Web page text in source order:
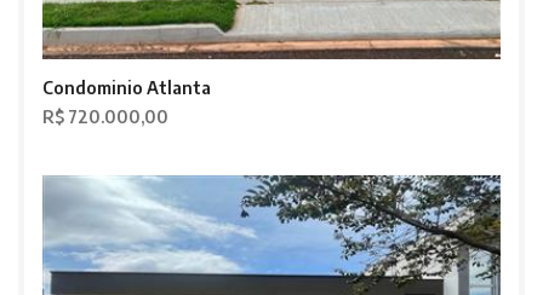
Condominio Atlanta
R$ 720.000,00